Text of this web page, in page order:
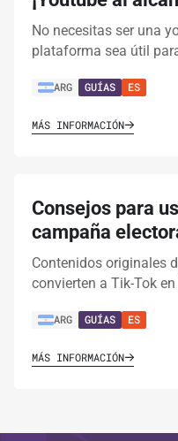
No necesitas ser una
plataforma sea útil
ARG GUÍAS ES
MÁS INFORMACIÓN
Consejos para
campaña
Contenidos originales
convierten a Tik-Tok
ARG GUÍAS ES
MÁS INFORMACIÓN